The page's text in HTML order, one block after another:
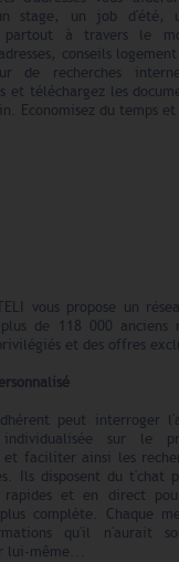
stage, un job d'été,
partout à travers le
conseils
de recherches
et téléchargez les
Economisez du temps
vous propose un
de 118 000 anciens
et des offres
peut interroger
individualisée sur le
et faciliter ainsi les
Ils disposent du t'chat
rapides et en direct
plus complète. Chaque
qu'il n'aurait
lui-même...